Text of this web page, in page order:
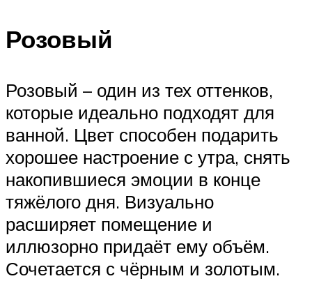
Розовый
Розовый – один из тех оттенков,
которые идеально подходят для
ванной. Цвет способен подарить
хорошее настроение с утра, снять
накопившиеся эмоции в конце
тяжёлого дня. Визуально
расширяет помещение и
иллюзорно придаёт ему объём.
Сочетается с чёрным и золотым.